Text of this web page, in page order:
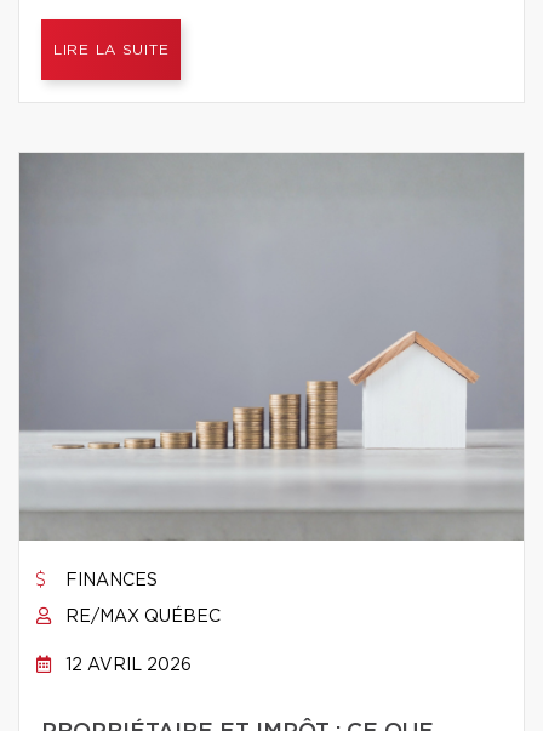
LIRE LA SUITE
FINANCES
RE/MAX QUÉBEC
12 AVRIL 2026